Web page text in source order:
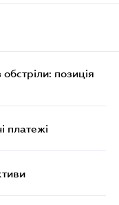
позиція
платежі